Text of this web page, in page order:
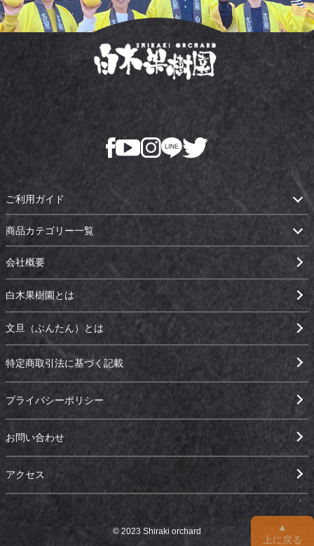
▲
上に戻る
ご利用ガイド
商品カテゴリー一覧
会社概要
白木果樹園とは
文旦（ぶんたん）とは
特定商取引法に基づく記載
プライバシーポリシー
お問い合わせ
アクセス
© 2023 Shiraki orchard